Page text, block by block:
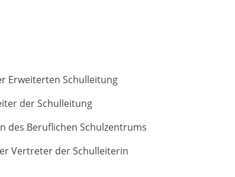
Erweiterten Schulleitung
der Schulleitung
des Beruflichen Schulzentrums
Vertreter der Schulleiterin